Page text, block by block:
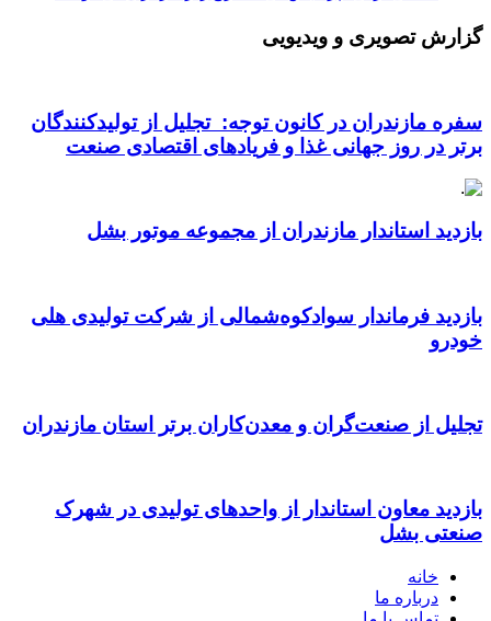
گزارش تصویری و ویدیویی
سفره مازندران در کانون توجه: تجلیل از تولیدکنندگان
برتر در روز جهانی غذا و فریادهای اقتصادی صنعت
بازدید استاندار مازندران از مجموعه موتور بشل
بازدید فرماندار سوادکوه‌شمالی از شرکت تولیدی هلی
خودرو
تجلیل از صنعت‌گران و معدن‌کاران برتر استان مازندران
بازدید معاون استاندار از واحدهای تولیدی در شهرک
صنعتی بشل
خانه
درباره ما